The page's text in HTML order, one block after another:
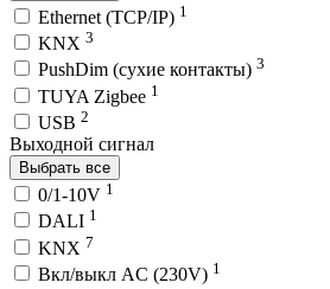
Ethernet (TCP/IP) 1
KNX 3
PushDim (сухие контакты) 3
TUYA Zigbee 1
USB 2
Выходной сигнал
Выбрать все
0/1-10V 1
DALI 1
KNX 7
Вкл/выкл AC (230V) 1